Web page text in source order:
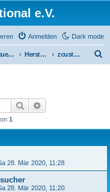
e.V.
Dark mode
Anmelden
virtuelles Z-Weekend 2020 Hersteller und Händler zcustomizer (Sascha Braun)
Suche
1
28. Mär 2020, 11:28
28. Mär 2020, 11:20